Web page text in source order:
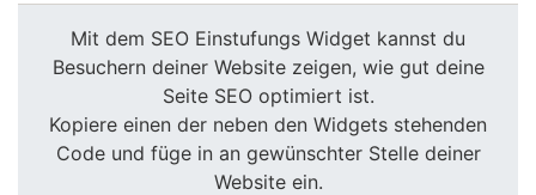
Mit dem SEO Einstufungs Widget kannst du
Besuchern deiner Website zeigen, wie gut deine
Seite SEO optimiert ist.
Kopiere einen der neben den Widgets stehenden
Code und füge in an gewünschter Stelle deiner
Website ein.